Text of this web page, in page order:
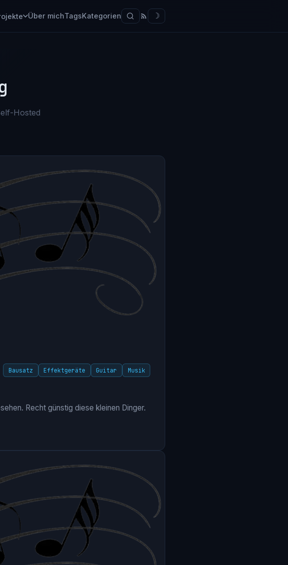
Über michTagsKategorien ☽
Hosted
Bausatz Effektgeräte Guitar Musik
Recht günstig diese kleinen Dinger.